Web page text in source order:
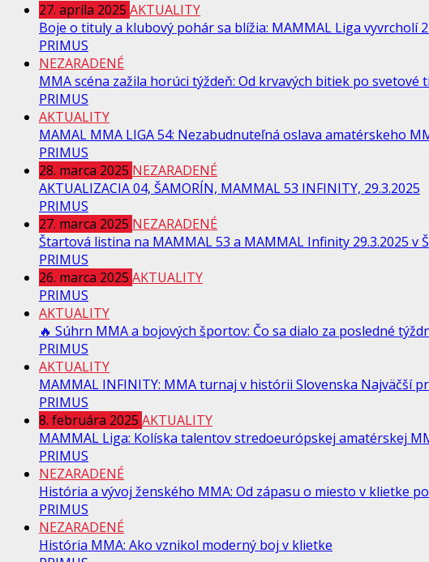
27. apríla 2025 AKTUALITY
Boje o tituly a klubový pohár sa blížia: MAMMAL Liga vyvrcholí
PRIMUS
NEZARADENÉ
MMA scéna zažila horúci týždeň: Od krvavých bitiek po svetové
PRIMUS
AKTUALITY
MAMAL MMA LIGA 54: Nezabudnuteľná oslava amatérskeho
PRIMUS
28. marca 2025 NEZARADENÉ
AKTUALIZACIA 04, ŠAMORÍN, MAMMAL 53 INFINITY, 29.3.2025
PRIMUS
27. marca 2025 NEZARADENÉ
Štartová listina na MAMMAL 53 a MAMMAL Infinity 29.3.2025 v
PRIMUS
26. marca 2025 AKTUALITY
PRIMUS
AKTUALITY
🔥 Súhrn MMA a bojových športov: Čo sa dialo za posledné
PRIMUS
AKTUALITY
MAMMAL INFINITY: MMA turnaj v histórii Slovenska Najväčší
PRIMUS
8. februára 2025 AKTUALITY
MAMMAL Liga: Kolíska talentov stredoeurópskej amatérskej
PRIMUS
NEZARADENÉ
História a vývoj ženského MMA: Od zápasu o miesto v klietke
PRIMUS
NEZARADENÉ
História MMA: Ako vznikol moderný boj v klietke